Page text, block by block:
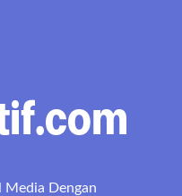
Media Dengan